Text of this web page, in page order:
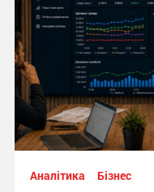
Аналітика Бізнес